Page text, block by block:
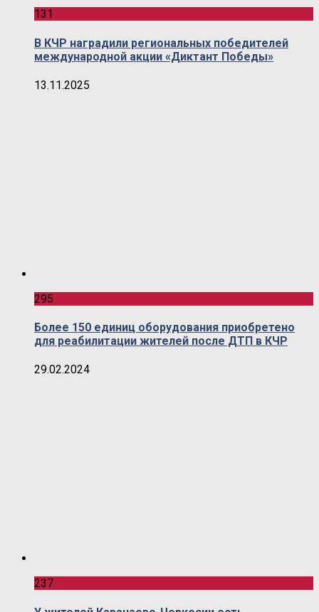
131
В КЧР наградили региональных победителей
международной акции «Диктант Победы»
13.11.2025
295
Более 150 единиц оборудования приобретено
для реабилитации жителей после ДТП в КЧР
29.02.2024
237